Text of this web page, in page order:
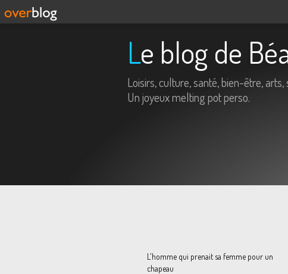
Le blog de
Loisirs, culture, santé, bien-être, arts,
Un joyeux melting pot perso.
L'homme qui prenait sa femme pour un
chapeau